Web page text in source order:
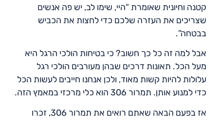
קטנה וחיונית שאומרת “היי, שימו לב, יש פה אנשים
שצריכים את העזרה שלכם כדי לחצות את הכביש
בבטחה”.
אבל למה זה כל כך חשוב? כי בטיחות הולכי הרגל היא
מעל הכל. תאונות דרכים שבהן מעורבים הולכי רגל
עלולות להיות קשות מאוד, ולכן אנחנו חייבים לעשות הכל
כדי למנוע אותן. תמרור 306 הוא כלי מרכזי במאמץ הזה.
אז בפעם הבאה שאתם רואים את תמרור 306, זכרו